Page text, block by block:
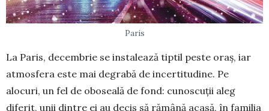
Paris
La Paris, decembrie se instalează tiptil peste oraș, iar
atmosfera este mai degrabă de incer­titu­di­ne. Pe
alocuri, un fel de oboseală de fond: cunos­cuții aleg
diferit, unii dintre ei au decis să rămână acasă, în familia